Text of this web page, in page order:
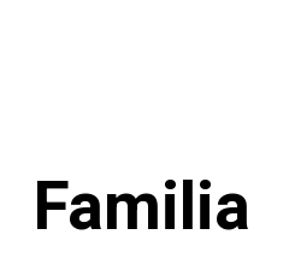
Familia